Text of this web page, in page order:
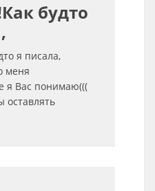
будто
я писала,
меня
я Вас понимаю(((
оставлять